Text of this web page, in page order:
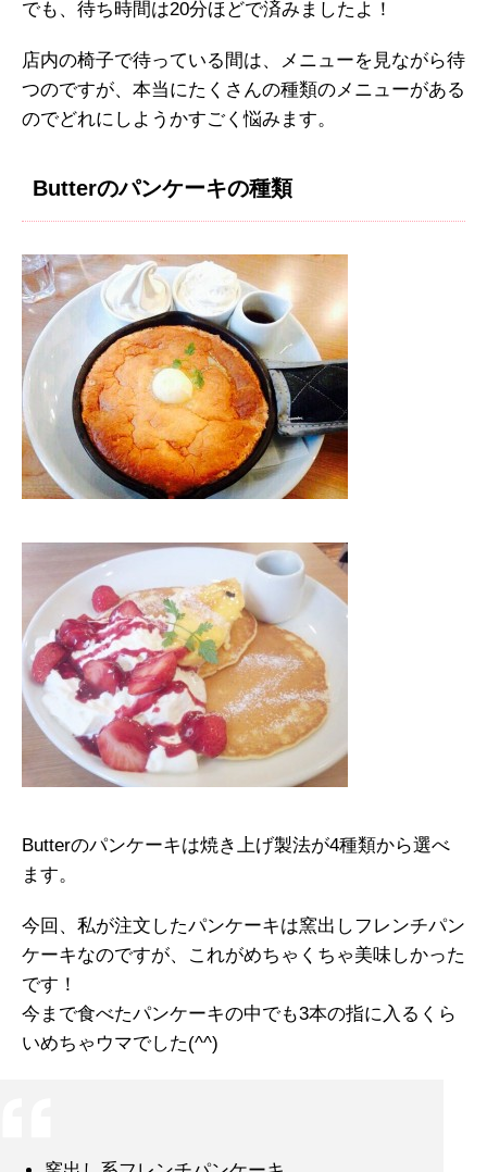
でも、待ち時間は20分ほどで済みましたよ！
店内の椅子で待っている間は、メニューを見ながら待
つのですが、本当にたくさんの種類のメニューがある
のでどれにしようかすごく悩みます。
Butterのパンケーキの種類
Butterのパンケーキは焼き上げ製法が4種類から選べ
ます。
今回、私が注文したパンケーキは窯出しフレンチパン
ケーキなのですが、これがめちゃくちゃ美味しかった
です！
今まで食べたパンケーキの中でも3本の指に入るくら
いめちゃウマでした(^^)